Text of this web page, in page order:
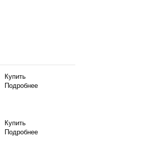
Купить
Подробнее
Купить
Подробнее